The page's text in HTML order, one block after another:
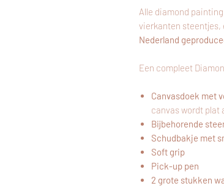
Alle diamond
vierkanten steentjes,
Nederland
Een compleet
Canvasdoek met
canvas wordt plat
Bijbehorende
Schudbakje met
Soft grip
Pick-up pen
2 grote stukken